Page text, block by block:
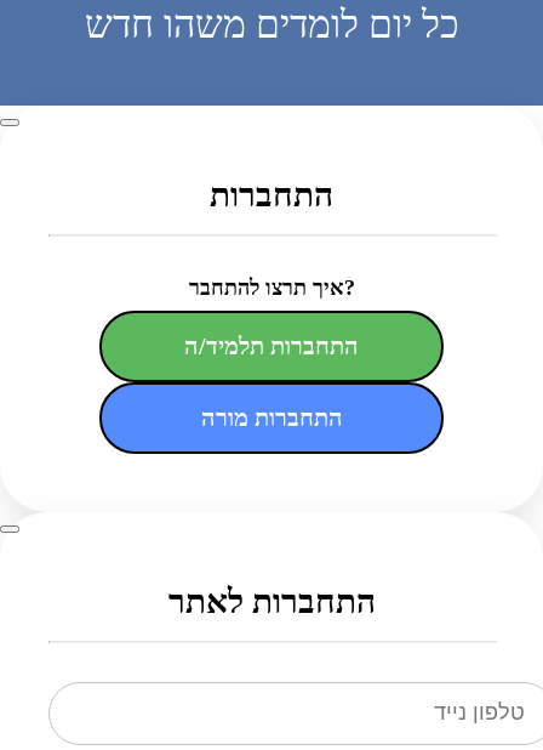
כל יום לומדים משהו חדש
התחברות
איך תרצו להתחבר?
התחברות תלמיד/ה
התחברות מורה
התחברות לאתר